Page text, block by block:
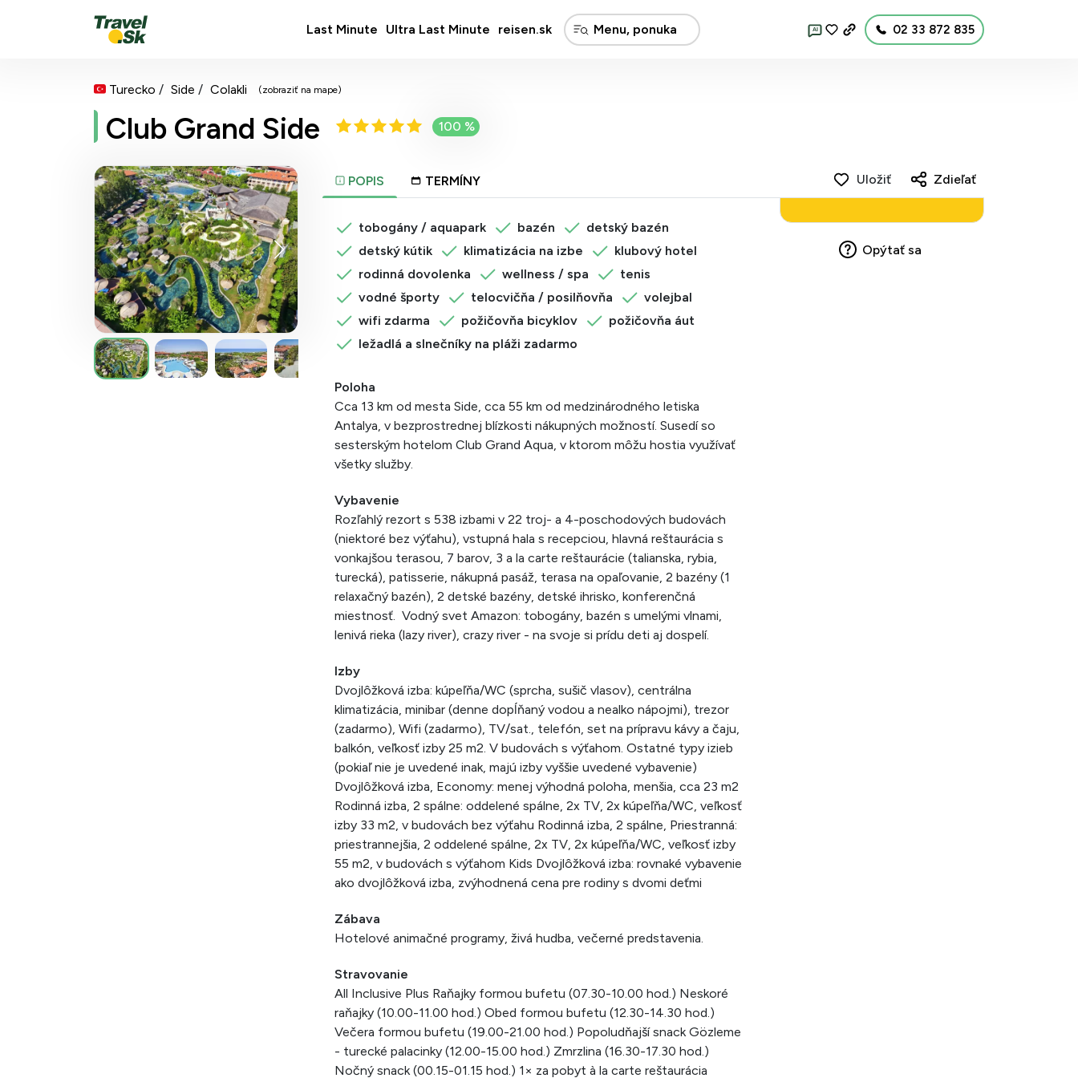
Last Minute Ultra Last Minute reisen.sk AI 02 33 872 835
Turecko Side Colakli (zobraziť na mape)
Club Grand Side 100 %
POPIS TERMÍNY
tobogány / aquapark bazén
detský bazén
detský kútik
klimatizácia na izbe
klubový hotel
rodinná dovolenka
wellness / spa
tenis
vodné športy
telocvičňa / posilňovňa
volejbal
wifi zdarma
požičovňa bicyklov
požičovňa áut
ležadlá a slnečníky na pláži zadarmo
Poloha
Cca 13 km od mesta Side, cca 55 km od medzinárodného letiska
Antalya, v bezprostrednej blízkosti nákupných možností. Susedí so
sesterským hotelom Club Grand Aqua, v ktorom môžu hostia využívať
všetky služby.
Vybavenie
Rozľahlý rezort s 538 izbami v 22 troj- a 4-poschodových budovách
(niektoré bez výťahu), vstupná hala s recepciou, hlavná reštaurácia s
vonkajšou terasou, 7 barov, 3 a la carte reštaurácie (talianska, rybia,
turecká), patisserie, nákupná pasáž, terasa na opaľovanie, 2 bazény (1
relaxačný bazén), 2 detské bazény, detské ihrisko, konferenčná
miestnosť. Vodný svet Amazon: tobogány, bazén s umelými vlnami,
lenivá rieka (lazy river), crazy river - na svoje si prídu deti aj dospelí.
Izby
Dvojlôžková izba: kúpeľňa/WC (sprcha, sušič vlasov), centrálna
klimatizácia, minibar (denne dopĺňaný vodou a nealko nápojmi), trezor
(zadarmo), Wifi (zadarmo), TV/sat., telefón, set na prípravu kávy a čaju,
balkón, veľkosť izby 25 m2. V budovách s výťahom. Ostatné typy izieb
(pokiaľ nie je uvedené inak, majú izby vyššie uvedené vybavenie)
Dvojlôžková izba, Economy: menej výhodná poloha, menšia, cca 23 m2
Rodinná izba, 2 spálne: oddelené spálne, 2x TV, 2x kúpeľňa/WC, veľkosť
izby 33 m2, v budovách bez výťahu Rodinná izba, 2 spálne, Priestranná:
priestrannejšia, 2 oddelené spálne, 2x TV, 2x kúpeľňa/WC, veľkosť izby
55 m2, v budovách s výťahom Kids Dvojlôžková izba: rovnaké vybavenie
ako dvojlôžková izba, zvýhodnená cena pre rodiny s dvomi deťmi
Zábava
Hotelové animačné programy, živá hudba, večerné predstavenia.
Stravovanie
All Inclusive Plus Raňajky formou bufetu (07.30-10.00 hod.) Neskoré
raňajky (10.00-11.00 hod.) Obed formou bufetu (12.30-14.30 hod.)
Večera formou bufetu (19.00-21.00 hod.) Popoludňajší snack Gözleme
- turecké palacinky (12.00-15.00 hod.) Zmrzlina (16.30-17.30 hod.)
Nočný snack (00.15-01.15 hod.) 1× za pobyt à la carte reštaurácia
Uložiť Zdieľať
Opýtať sa